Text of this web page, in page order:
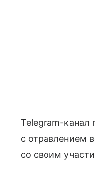
Telegram-канал
с отравлением
со своим